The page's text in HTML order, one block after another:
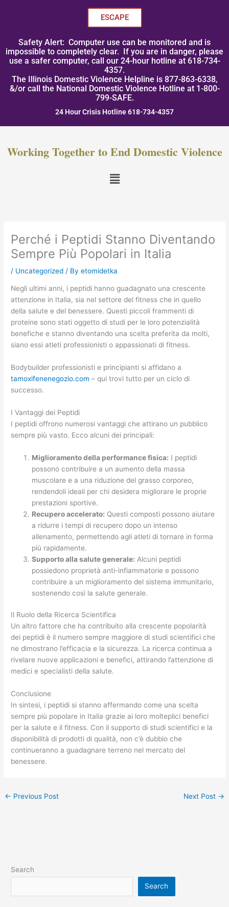
ESCAPE
Safety Alert: Computer use can be monitored and is
impossible to completely clear. If you are in danger, please
use a safer computer, call our 24-hour hotline at 618-734-
4357.
The Illinois Domestic Violence Helpline is 877-863-6338,
&/or call the National Domestic Violence Hotline at 1-800-
799-SAFE.
24 Hour Crisis Hotline 618-734-4357
Working Together to End Domestic Violence
Menu
Perché i Peptidi Stanno Diventando
Sempre Più Popolari in Italia
/ Uncategorized / Byetomidetka
Negli ultimi anni, i peptidi hanno guadagnato una crescente
attenzione in Italia, sia nel settore del fitness che in quello
della salute e del benessere. Questi piccoli frammenti di
proteine sono stati oggetto di studi per le loro potenzialità
benefiche e stanno diventando una scelta preferita da molti,
siano essi atleti professionisti o appassionati di fitness.
Bodybuilder professionisti e principianti si affidano a
tamoxifenenegozio.com – qui trovi tutto per un ciclo di
successo.
I Vantaggi dei Peptidi
I peptidi offrono numerosi vantaggi che attirano un pubblico
sempre più vasto. Ecco alcuni dei principali:
Miglioramento della performance fisica: I peptidi
possono contribuire a un aumento della massa
muscolare e a una riduzione del grasso corporeo,
rendendoli ideali per chi desidera migliorare le proprie
prestazioni sportive.
Recupero accelerato: Questi composti possono aiutare
a ridurre i tempi di recupero dopo un intenso
allenamento, permettendo agli atleti di tornare in forma
più rapidamente.
Supporto alla salute generale: Alcuni peptidi
possiedono proprietà anti-infiammatorie e possono
contribuire a un miglioramento del sistema immunitario,
sostenendo così la salute generale.
Il Ruolo della Ricerca Scientifica
Un altro fattore che ha contribuito alla crescente popolarità
dei peptidi è il numero sempre maggiore di studi scientifici che
ne dimostrano l’efficacia e la sicurezza. La ricerca continua a
rivelare nuove applicazioni e benefici, attirando l’attenzione di
medici e specialisti della salute.
Conclusione
In sintesi, i peptidi si stanno affermando come una scelta
sempre più popolare in Italia grazie ai loro molteplici benefici
per la salute e il fitness. Con il supporto di studi scientifici e la
disponibilità di prodotti di qualità, non c’è dubbio che
continueranno a guadagnare terreno nel mercato del
benessere.
← Previous Post Next Post →
Search
Search